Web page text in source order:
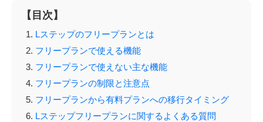
【目次】
Lステップのフリープランとは
フリープランで使える機能
フリープランで使えない主な機能
フリープランの制限と注意点
フリープランから有料プランへの移行タイミング
Lステップフリープランに関するよくある質問